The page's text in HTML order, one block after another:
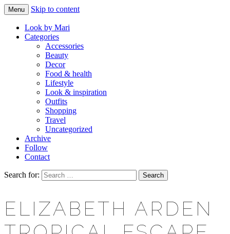
LOOK BY MARI
Makeup & beauty blog
Menu Skip to content
Look by Mari
Categories
Accessories
Beauty
Decor
Food & health
Lifestyle
Look & inspiration
Outfits
Shopping
Travel
Uncategorized
Archive
Follow
Contact
Search for:
ELIZABETH ARDEN